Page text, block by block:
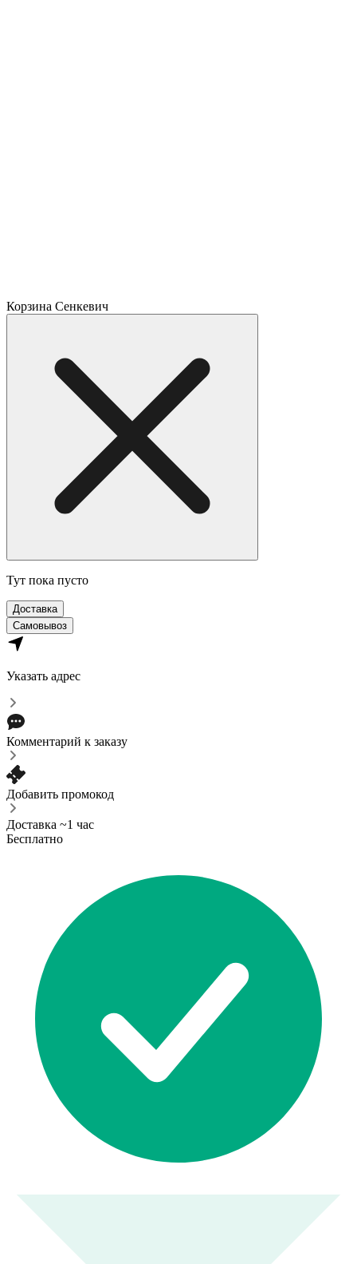
Корзина Сенкевич
Тут пока пусто
Доставка
Самовывоз
Указать адрес
Комментарий к заказу
Добавить промокод
Доставка ~1 час
Бесплатно